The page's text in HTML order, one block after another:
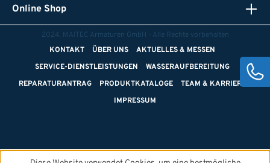
Online Shop
2024, MAITEC Armaturen GmbH - Alle Rechte vorbehalten
KONTAKT
ÜBER UNS
AKTUELLES & MESSEN
SERVICE-DIENSTLEISTUNGEN
WASSERAUFBEREITUNG
REPARATURANTRAG
PRODUKTKATALOGE
TEAM & KARRIERE
IMPRESSUM